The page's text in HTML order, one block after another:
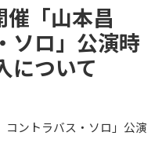
催「山本昌
ロ」公演時
について
ントラバス・ソロ」公演